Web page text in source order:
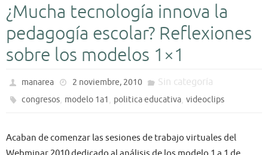
¿Mucha tecnología innova la
pedagogía escolar? Reflexiones
sobre los modelos 1×1
manarea 2 noviembre, 2010 Sin categoría
congresos, modelo 1a1 , politica educativa,videoclips
Acaban de comenzar las sesiones de trabajo virtuales del